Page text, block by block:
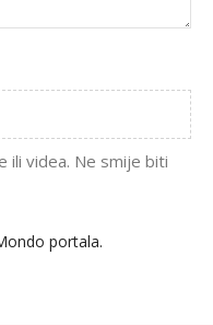
ili videa. Ne smije biti
portala.